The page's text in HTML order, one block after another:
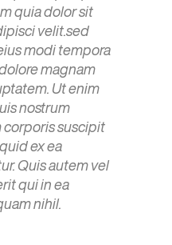
quia dolor sit
velit.sed
modi tempora
magnam
Ut enim
nostrum
corporis suscipit
ex ea
Quis autem vel
qui in ea
nihil.